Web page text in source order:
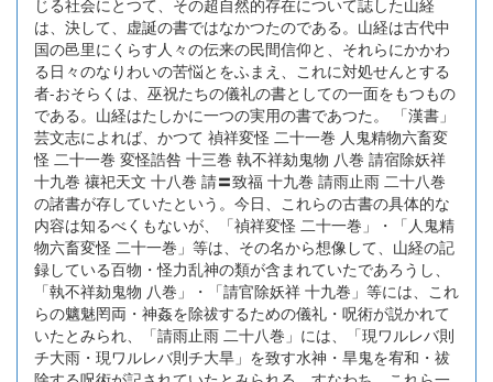
じる社会にとつて、その超自然的存在について誌した山経
は、決して、虚誕の書ではなかつたのである。山経は古代中
国の邑里にくらす人々の伝来の民間信仰と、それらにかかわ
る日々のなりわいの苦悩とをふまえ、これに対処せんとする
者-おそらくは、巫祝たちの儀礼の書としての一面をもつもの
である。山経はたしかに一つの実用の書であつた。 「漢書」
芸文志によれば、かつて 禎祥変怪 二十一巻 人鬼精物六畜変
怪 二十一巻 変怪誥咎 十三巻 執不祥劾鬼物 八巻 請宿除妖祥
十九巻 禳祀天文 十八巻 請〓致福 十九巻 請雨止雨 二十八巻
の諸書が存していたという。今日、これらの古書の具体的な
内容は知るべくもないが、「禎祥変怪 二十一巻」・「人鬼精
物六畜変怪 二十一巻」等は、その名から想像して、山経の記
録している百物・怪力乱神の類が含まれていたであろうし、
「執不祥劾鬼物 八巻」・「請官除妖祥 十九巻」等には、これ
らの魑魅罔両・神姦を除祓するための儀礼・呪術が説かれて
いたとみられ、「請雨止雨 二十八巻」には、「現ワルレバ則
チ大雨・現ワルレバ則チ大旱」を致す水神・旱鬼を宥和・祓